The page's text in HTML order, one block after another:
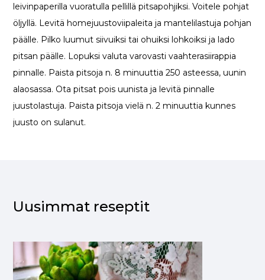
leivinpaperilla vuoratulla pellillä pitsapohjiksi. Voitele pohjat
öljyllä. Levitä homejuustoviipaleita ja mantelilastuja pohjan
päälle. Pilko luumut siivuiksi tai ohuiksi lohkoiksi ja lado
pitsan päälle. Lopuksi valuta varovasti vaahterasiirappia
pinnalle. Paista pitsoja n. 8 minuuttia 250 asteessa, uunin
alaosassa. Ota pitsat pois uunista ja levitä pinnalle
juustolastuja. Paista pitsoja vielä n. 2 minuuttia kunnes
juusto on sulanut.
Uusimmat reseptit